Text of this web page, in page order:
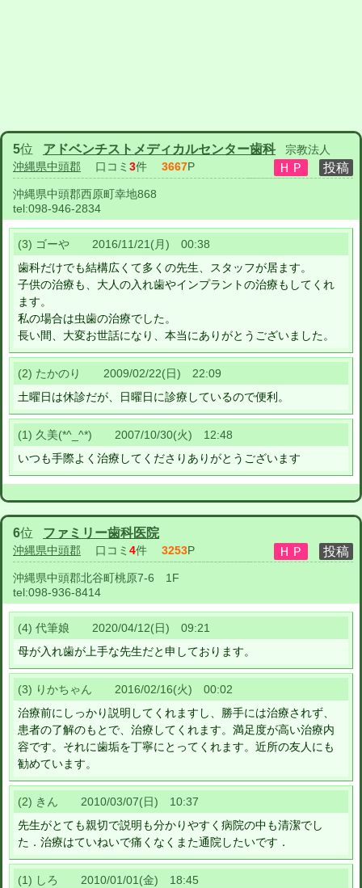
5位 アドベンチストメディカルセンター歯科
宗教法人
沖縄県中頭郡 口コミ 3件 3667P
沖縄県中頭郡西原町幸地868
tel:098-946-2834
(3) ゴーや 2016/11/21(月) 00:38
歯科だけでも結構広くて多くの先生、スタッフが居ます。
子供の治療も、大人の入れ歯やインプラントの治療もしてくれ
ます。
私の場合は虫歯の治療でした。
長い間、大変お世話になり、本当にありがとうございました。
(2) たかのり 2009/02/22(日) 22:09
土曜日は休診だが、日曜日に診療しているので便利。
(1) 久美(*^_^*) 2007/10/30(火) 12:48
いつも手際よく治療してくださりありがとうございます
6位 ファミリー歯科医院
沖縄県中頭郡 口コミ 4件 3253P
沖縄県中頭郡北谷町桃原7-6 1F
tel:098-936-8414
(4) 代筆娘 2020/04/12(日) 09:21
母が入れ歯が上手な先生だと申しております。
(3) りかちゃん 2016/02/16(火) 00:02
治療前にしっかり説明してくれますし、勝手には治療されず、
患者の了解のもとで、治療してくれます。満足度が高い治療内
容です。それに歯垢を丁寧にとってくれます。近所の友人にも
勧めています。
(2) きん 2010/03/07(日) 10:37
先生がとても親切で説明も分かりやすく病院の中も清潔でし
た．治療はていねいで痛くなくまた通院したいです．
(1) しろ 2010/01/01(金) 18:45